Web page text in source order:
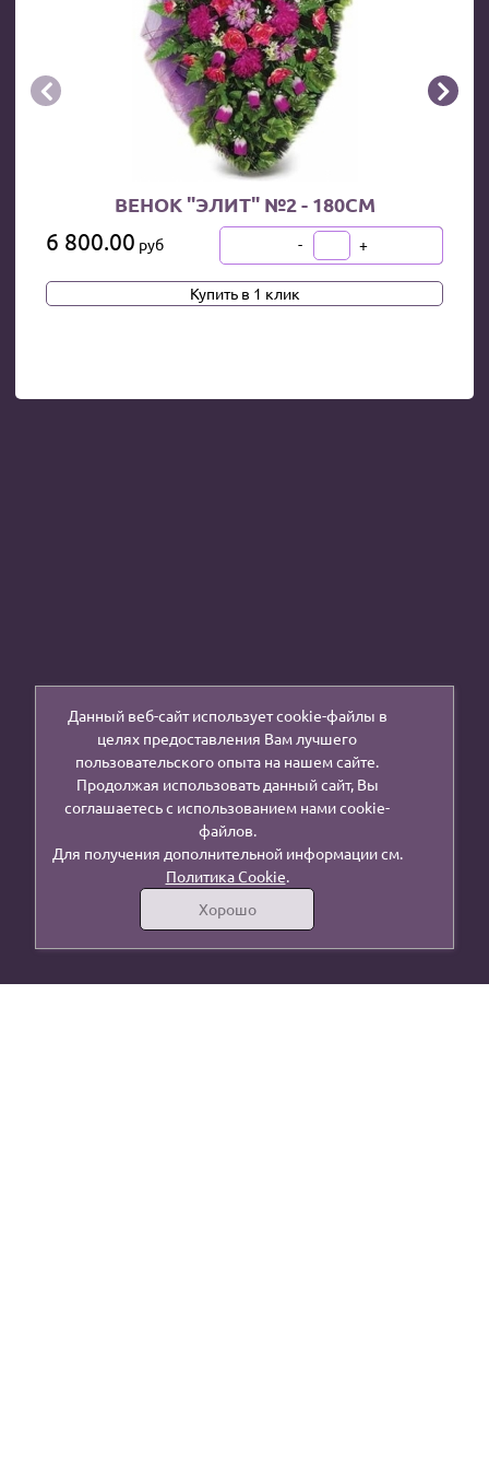
ВЕНОК "ЭЛИТ" №2 - 180СМ
6 800.00 руб В КОРЗИНУ
- +
Купить в 1 клик
 
Данный веб-сайт использует cookie-файлы в
целях предоставления Вам лучшего
пользовательского опыта на нашем сайте.
Продолжая использовать данный сайт, Вы
соглашаетесь с использованием нами cookie-
файлов.
Для получения дополнительной информации см.
Политика Cookie.
Хорошо